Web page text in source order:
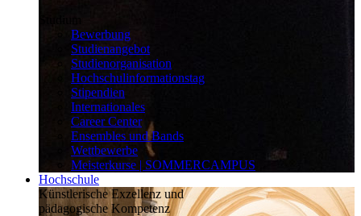
Bewerbung
Studienangebot
Studienorganisation
Hochschulinformationstag
Stipendien
Internationales
Career Center
Ensembles und Bands
Wettbewerbe
Meisterkurse | SOMMERCAMPUS
Hochschule
Künstlerische Exzellenz und
pädagogische Kompetenz